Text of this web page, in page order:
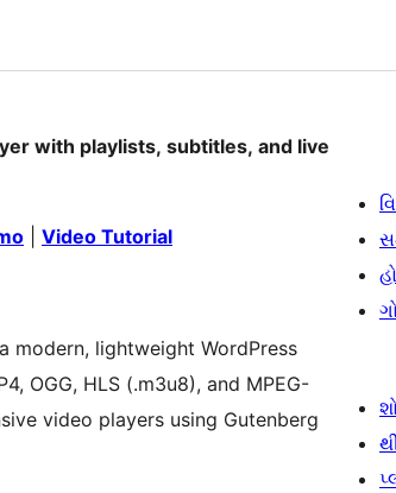
with playlists, subtitles, and live
Video Tutorial
modern, lightweight WordPress
OGG, HLS (.m3u8), and MPEG-
video players using Gutenberg